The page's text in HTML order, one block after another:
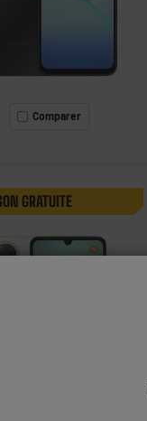
Comparer
GRATUITE